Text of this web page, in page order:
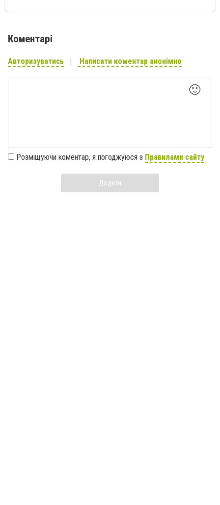
Коментарі
Авторизуватись Написати коментар анонімно
🙂
Розміщуючи коментар, я погоджуюся з Правилами сайту
Додати